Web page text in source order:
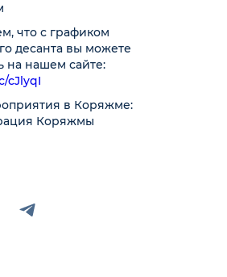
что с графиком
десанта вы можете
на нашем сайте:
cJlyqI
в Коряжме:
Коряжмы